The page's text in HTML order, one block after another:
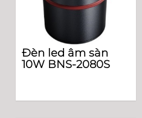
Đèn led âm sàn
10W BNS-2080S